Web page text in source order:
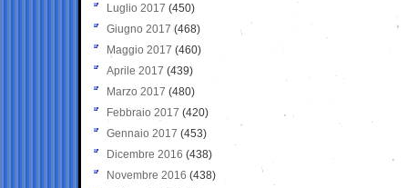
Luglio 2017 (450)
Giugno 2017 (468)
Maggio 2017 (460)
Aprile 2017 (439)
Marzo 2017 (480)
Febbraio 2017 (420)
Gennaio 2017 (453)
Dicembre 2016 (438)
Novembre 2016 (438)